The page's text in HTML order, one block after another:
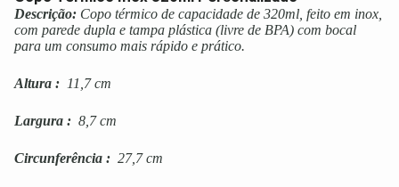
Descrição: Copo térmico de capacidade de 320ml, feito em inox,
com parede dupla e tampa plástica (livre de BPA) com bocal
para um consumo mais rápido e prático.
Altura : 11,7 cm
Largura : 8,7 cm
Circunferência : 27,7 cm